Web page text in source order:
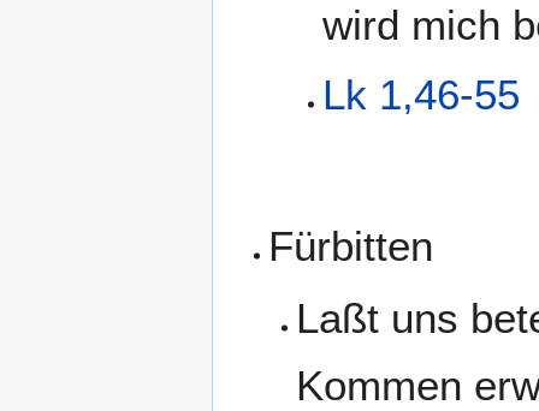
wird mich
Lk 1,46-55
Fürbitten
Laßt uns
Kommen